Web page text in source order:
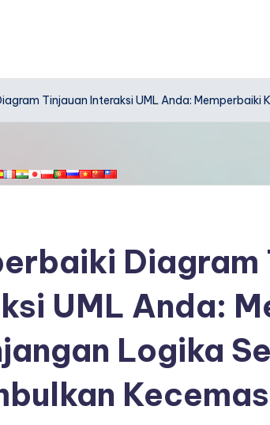
Tinjauan Interaksi UML Anda: Memperbaiki
Diagram
UML Anda:
Logika